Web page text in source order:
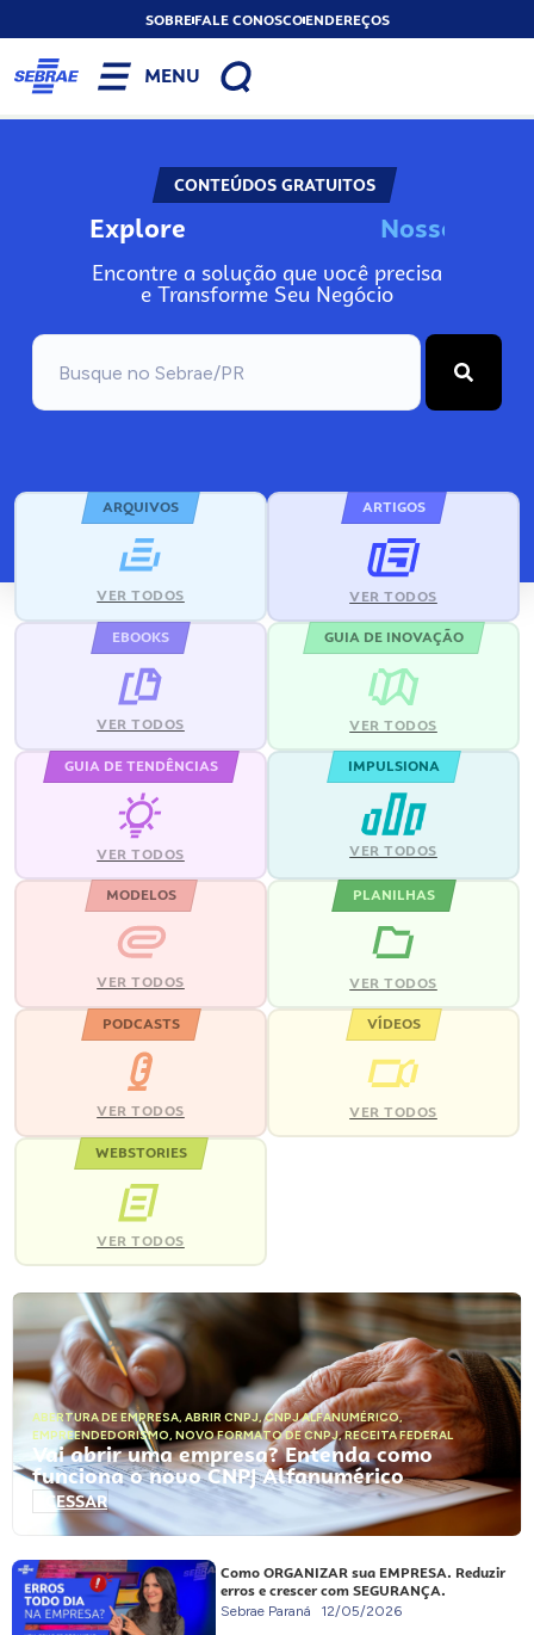
SOBREFALE CONOSCOENDEREÇOS
MENU
CONTEÚDOS GRATUITOS
Explore Nosso
Encontre a solução que você precisa
e Transforme Seu Negócio
ARQUIVOS
VER TODOS
ARTIGOS
VER TODOS
EBOOKS
VER TODOS
GUIA DE INOVAÇÃO
VER TODOS
GUIA DE TENDÊNCIAS
VER TODOS
IMPULSIONA
VER TODOS
MODELOS
VER TODOS
PLANILHAS
VER TODOS
PODCASTS
VER TODOS
VÍDEOS
VER TODOS
WEBSTORIES
VER TODOS
ABERTURA DE EMPRESA, ABRIR CNPJ,CNPJ ALFANUMÉRICO,
EMPREENDEDORISMO, NOVO FORMATO DE CNPJ,RECEITA FEDERAL
Vai abrir uma empresa? Entenda como
funciona o novo CNPJ Alfanumérico
ACESSAR
Como ORGANIZAR sua EMPRESA. Reduzir
erros e crescer com SEGURANÇA.
Sebrae Paraná 12/05/2026